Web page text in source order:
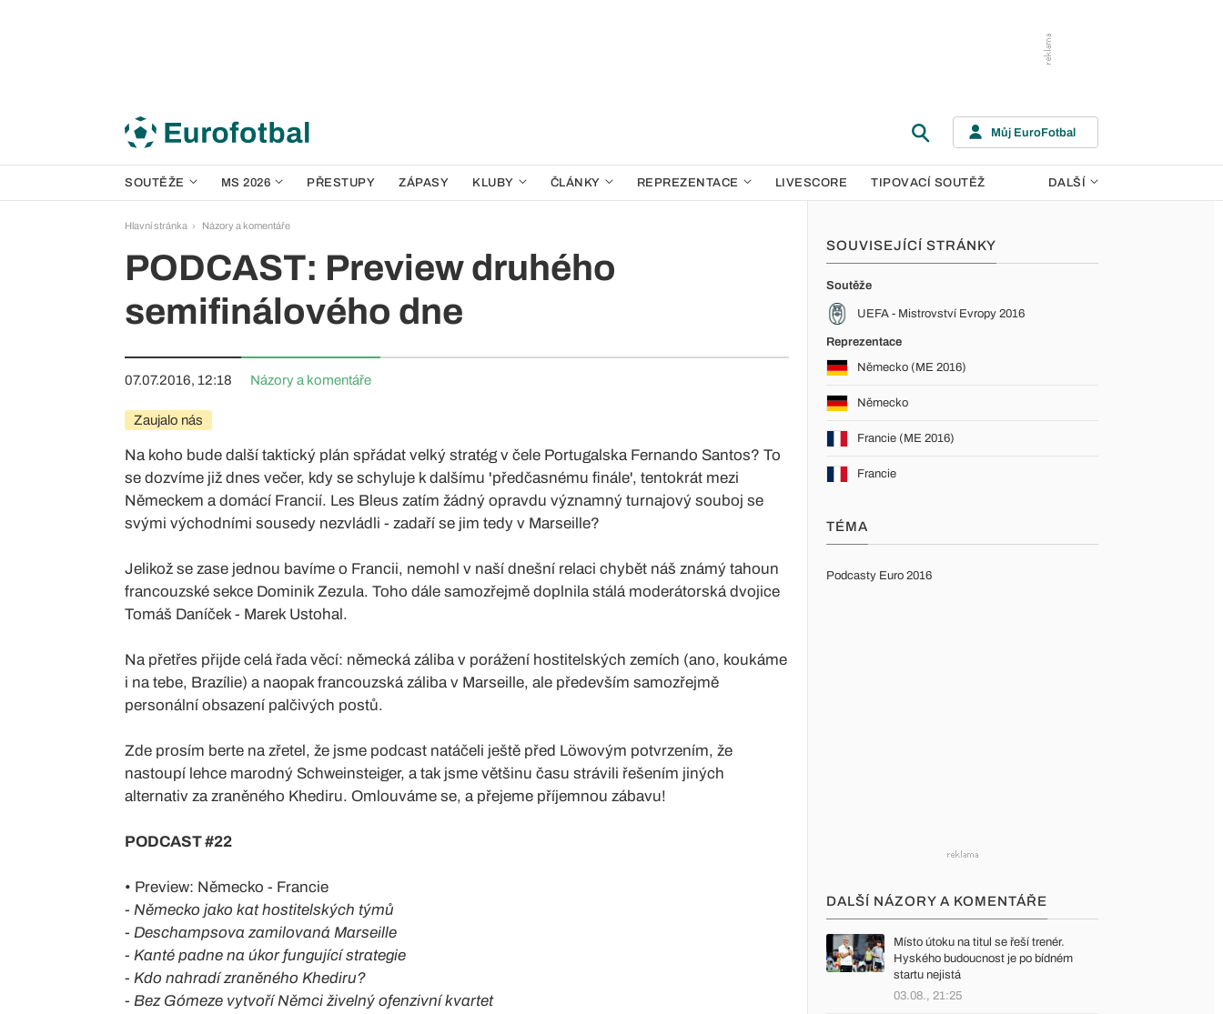
Můj EuroFotbal
SOUTĚŽE MS 2026 PŘESTUPY ZÁPASY KLUBY ČLÁNKY REPREZENTACE LIVESCORE TIPOVACÍ SOUTĚŽ DALŠÍ
Hlavní stránka Názory a komentáře
PODCAST: Preview druhého
semifinálového dne
07.07.2016, 12:18 Názory a komentáře
Zaujalo nás
Na koho bude další taktický plán spřádat velký stratég v čele Portugalska Fernando Santos? To
se dozvíme již dnes večer, kdy se schyluje k dalšímu 'předčasnému finále', tentokrát mezi
Německem a domácí Francií. Les Bleus zatím žádný opravdu významný turnajový souboj se
svými východními sousedy nezvládli - zadaří se jim tedy v Marseille?
Jelikož se zase jednou bavíme o Francii, nemohl v naší dnešní relaci chybět náš známý tahoun
francouzské sekce Dominik Zezula. Toho dále samozřejmě doplnila stálá moderátorská dvojice
Tomáš Daníček - Marek Ustohal.
Na přetřes přijde celá řada věcí: německá záliba v porážení hostitelských zemích (ano, koukáme
i na tebe, Brazílie) a naopak francouzská záliba v Marseille, ale především samozřejmě
personální obsazení palčivých postů.
Zde prosím berte na zřetel, že jsme podcast natáčeli ještě před Löwovým potvrzením, že
nastoupí lehce marodný Schweinsteiger, a tak jsme většinu času strávili řešením jiných
alternativ za zraněného Khediru. Omlouváme se, a přejeme příjemnou zábavu!
PODCAST #22
• Preview: Německo - Francie
- Německo jako kat hostitelských týmů
- Deschampsova zamilovaná Marseille
- Kanté padne na úkor fungující strategie
- Kdo nahradí zraněného Khediru?
- Bez Gómeze vytvoří Němci živelný ofenzivní kvartet
SOUVISEJÍCÍ STRÁNKY
Soutěže
UEFA - Mistrovství Evropy 2016
Reprezentace
Německo (ME 2016)
Německo
Francie (ME 2016)
Francie
TÉMA
Podcasty Euro 2016
DALŠÍ NÁZORY A KOMENTÁŘE
Místo útoku na titul se řeší trenér.
Hyského budoucnost je po bídném
startu nejistá
03.08., 21:25